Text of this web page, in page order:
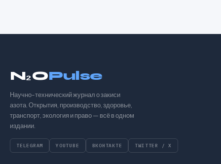
N₂OPulse
Научно-технический журнал о закиси
азота. Открытия, производство, здоровье,
транспорт, экология и право — всё в одном
издании.
TELEGRAM YOUTUBE ВКОНТАКТЕ TWITTER / X